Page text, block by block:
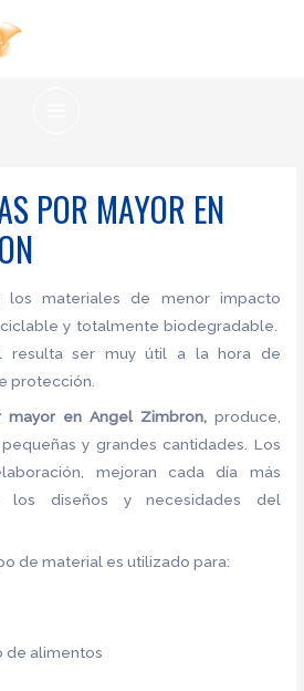
POR MAYOR EN
materiales de menor impacto
y totalmente biodegradable.
resulta ser muy útil a la hora de
protección.
mayor en Angel Zimbron,produce,
y grandes cantidades. Los
mejoran cada día más
los diseños y necesidades del
de material es utilizado para:
de alimentos